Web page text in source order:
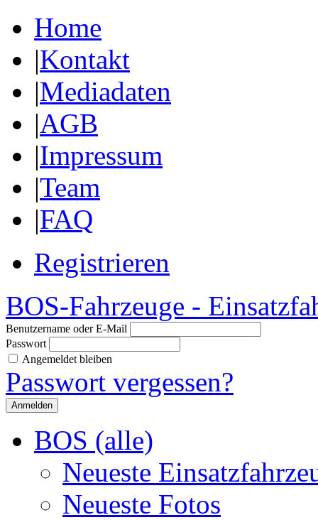
Home
|Kontakt
|Mediadaten
|AGB
|Impressum
|Team
|FAQ
Registrieren
BOS-Fahrzeuge -
Benutzername oder E-Mail
Passwort
Angemeldet bleiben
Passwort vergessen?
BOS (alle)
Neueste
Neueste Fotos